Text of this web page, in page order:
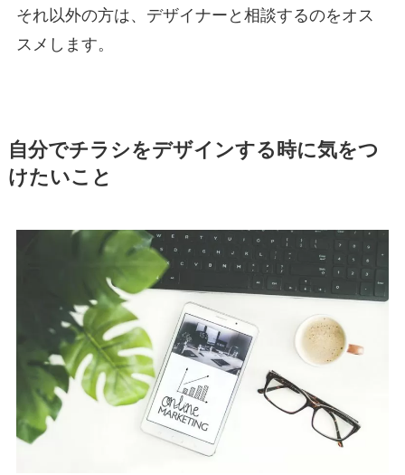
それ以外の方は、デザイナーと相談するのをオス
スメします。
自分でチラシをデザインする時に気をつ
けたいこと